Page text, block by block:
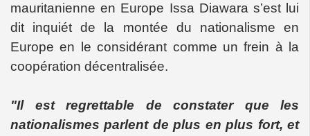
mauritanienne en Europe Issa Diawara s’est lui
dit inquiét de la montée du nationalisme en
Europe en le considérant comme un frein à la
coopération décentralisée.
"Il est regrettable de constater que les
nationalismes parlent de plus en plus fort, et